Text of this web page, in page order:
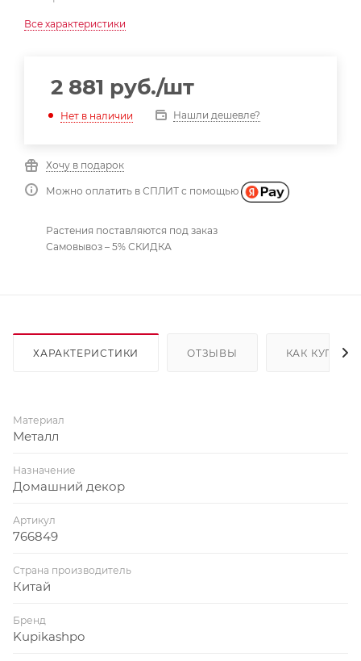
Все характеристики
2 881 руб./шт
Нет в наличии Нашли дешевле?
Хочу в подарок
Можно оплатить в СПЛИТ с помощью
Растения поставляются под заказ
Самовывоз – 5% СКИДКА
ХАРАКТЕРИСТИКИ ОТЗЫВЫ КАК КУПИТЬ
Материал
Металл
Назначение
Домашний декор
Артикул
766849
Страна производитель
Китай
Бренд
Kupikashpo